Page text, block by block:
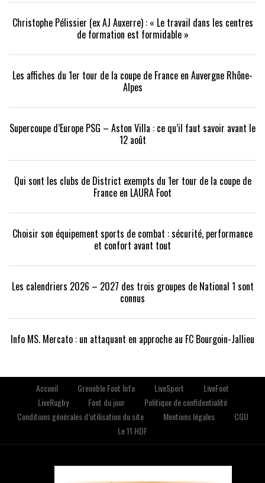
Christophe Pélissier (ex AJ Auxerre) : « Le travail dans les centres
de formation est formidable »
Les affiches du 1er tour de la coupe de France en Auvergne Rhône-
Alpes
Supercoupe d’Europe PSG – Aston Villa : ce qu’il faut savoir avant le
12 août
Qui sont les clubs de District exempts du 1er tour de la coupe de
France en LAURA Foot
Choisir son équipement sports de combat : sécurité, performance
et confort avant tout
Les calendriers 2026 – 2027 des trois groupes de National 1 sont
connus
Info MS. Mercato : un attaquant en approche au FC Bourgoin-Jallieu
Accueil Grenoble Foot Info LiveSport
LiveFoot
LiveRugby
Foot du jour
Politique de confidentialité
Conditions générales d’utilisation du site
Mentions légales
CGU
Le 11 HDF